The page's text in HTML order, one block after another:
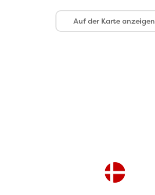
Auf der Karte anzeigen